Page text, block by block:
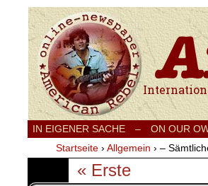
Internationale
IN EIGENER SACHE – ON OUR
Startseite › Allgemein › –
« Erste